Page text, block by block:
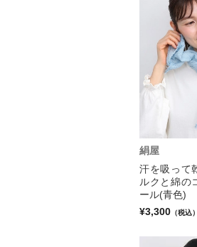
絹屋
汗を吸っ
ルクと綿の
ール(青色)
¥3,300 （税込）